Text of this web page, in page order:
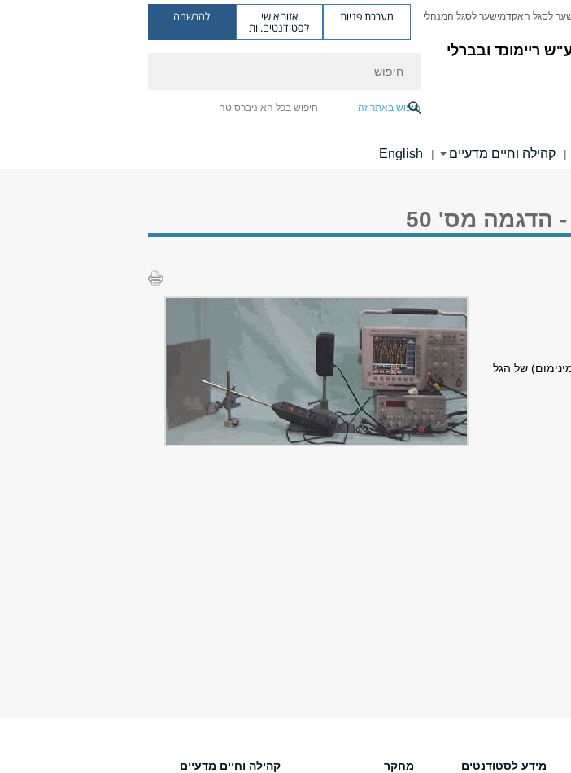
ריימונד ובברלי
לסגל האקדמישער לסגל המנהלי מערכת פניות אזור אישי
לסטודנטים.יות
להרשמה
חיפוש באתר זה חיפוש בכל האוניברסיטה
| קהילה וחיים מדעיים |
English
מס' 50
של הגל
מידע לסטודנטים
מחקר
קהילה וחיים מדעיים